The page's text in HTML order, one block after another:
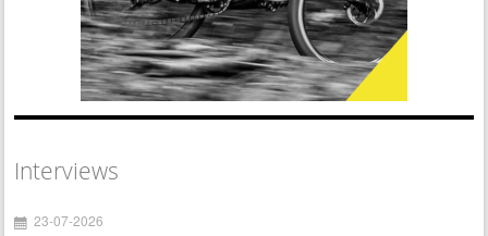
Interviews
23-07-2026